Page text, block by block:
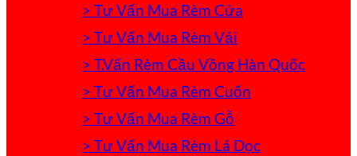
> Tư Vấn Mua Rèm Cửa
> Tư Vấn Mua Rèm Vải
> T.Vấn Rèm Cầu Vồng Hàn Quốc
> Tư Vấn Mua Rèm Cuốn
> Tư Vấn Mua Rèm Gỗ
> Tư Vấn Mua Rèm Lá Dọc